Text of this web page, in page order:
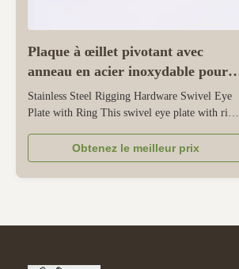
Plaque à œillet pivotant avec
anneau en acier inoxydable pour
gréement
Stainless Steel Rigging Hardware Swivel Eye
Plate with Ring This swivel eye plate with ring
hardware, designed for load connection and
rotation in lifting or securing applications.
Crafted from stainless steel, it offers excellent
Obtenez le meilleur prix